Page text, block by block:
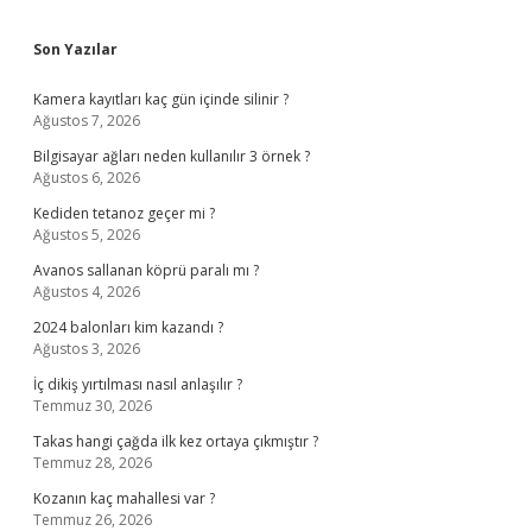
Son Yazılar
Kamera kayıtları kaç gün içinde silinir ?
Ağustos 7, 2026
Bilgisayar ağları neden kullanılır 3 örnek ?
Ağustos 6, 2026
Kediden tetanoz geçer mi ?
Ağustos 5, 2026
Avanos sallanan köprü paralı mı ?
Ağustos 4, 2026
2024 balonları kim kazandı ?
Ağustos 3, 2026
İç dikiş yırtılması nasıl anlaşılır ?
Temmuz 30, 2026
Takas hangi çağda ilk kez ortaya çıkmıştır ?
Temmuz 28, 2026
Kozanın kaç mahallesi var ?
Temmuz 26, 2026